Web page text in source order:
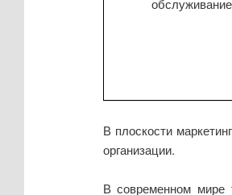
обслуживание
В плоскости
организации.
В современном мире